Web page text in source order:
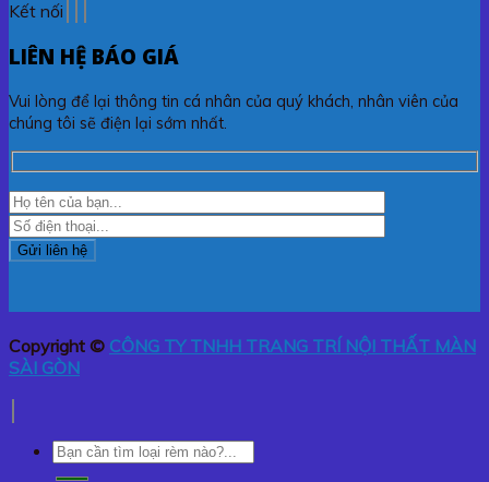
Kết nối
LIÊN HỆ BÁO GIÁ
Vui lòng để lại thông tin cá nhân của quý khách, nhân viên của
chúng tôi sẽ điện lại sớm nhất.
Copyright © CÔNG TY TNHH TRANG TRÍ NỘI THẤT MÀN
SÀI GÒN
Tìm
kiếm: